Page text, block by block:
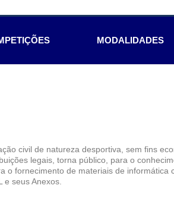
MODALIDADES
civil de natureza desportiva, sem fins
legais, torna público, para o
o fornecimento de materiais de
seus Anexos.